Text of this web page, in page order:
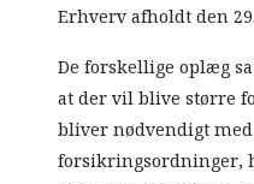
Erhverv afholdt den
De forskellige oplæg
at der vil blive større
bliver nødvendigt
forsikringsordninger,